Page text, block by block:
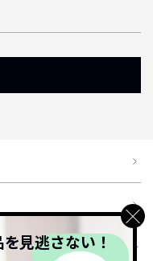
見逃さない！